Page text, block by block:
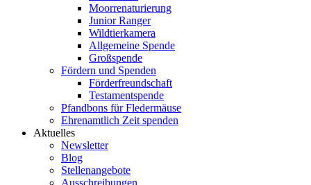
Moorrenaturierung
Junior Ranger
Wildtierkamera
Allgemeine Spende
Großspende
Fördern und Spenden
Förderfreundschaft
Testamentspende
Pfandbons für Fledermäuse
Ehrenamtlich Zeit spenden
Aktuelles
Newsletter
Blog
Stellenangebote
Ausschreibungen